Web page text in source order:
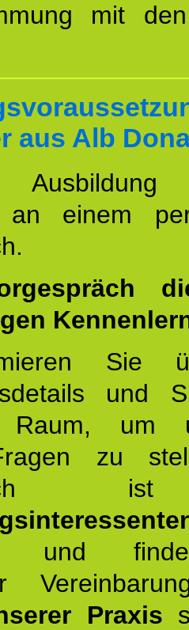
mit
aus Alb
an einem
Sie
und
Raum, um
zu
und
Praxis